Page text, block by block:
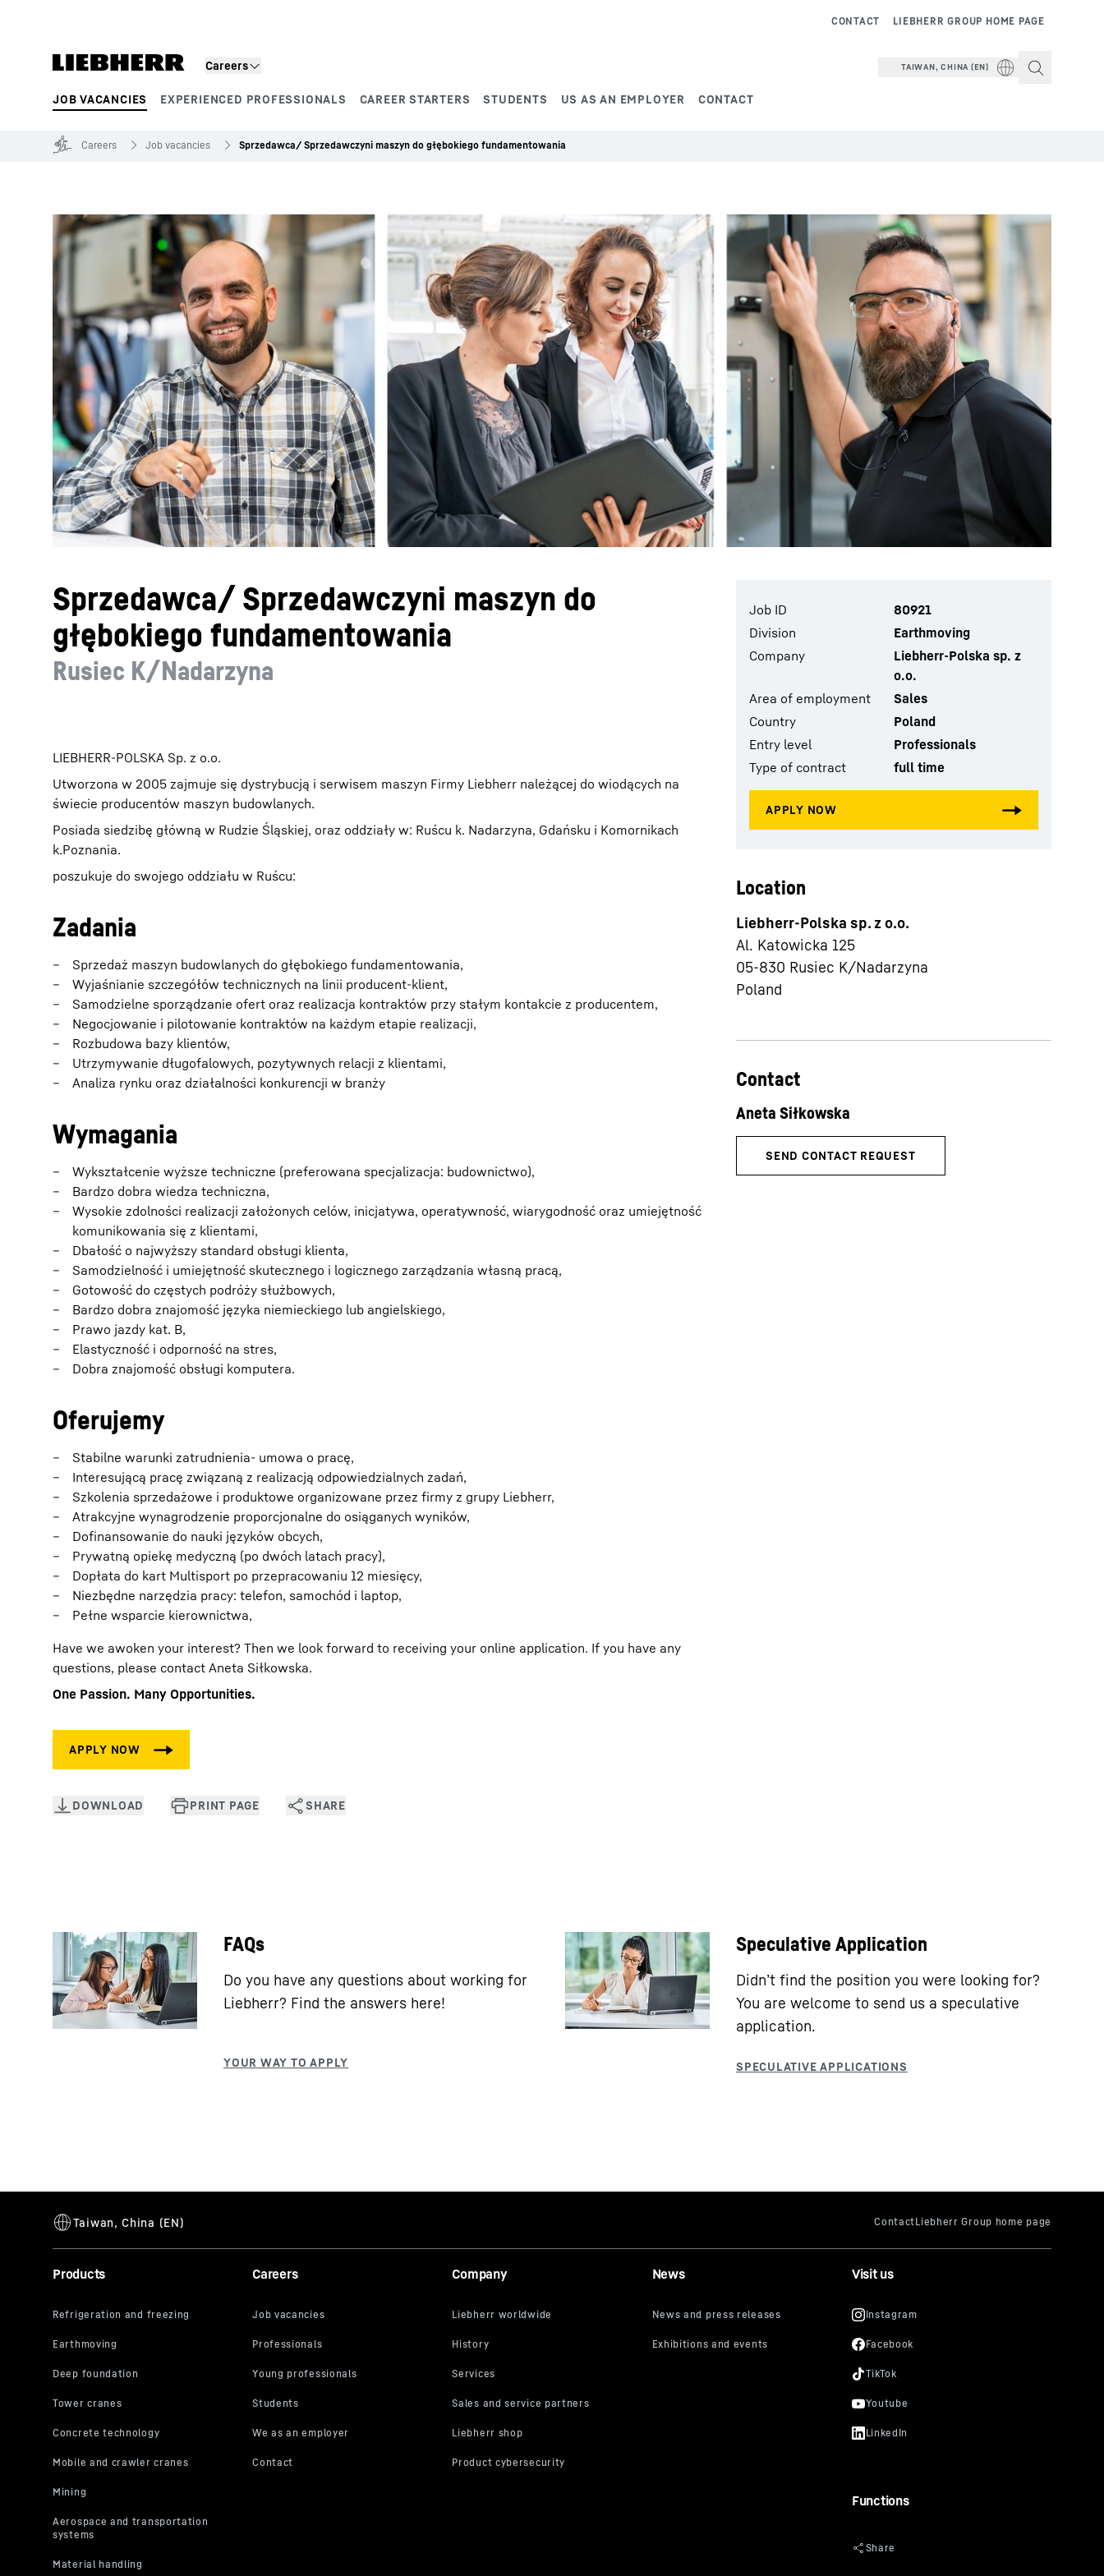
Careers
JOB VACANCIES EXPERIENCED PROFESSIONALS CAREER STARTERS STUDENTS US AS AN EMPLOYER CONTACT
LIEBHERR GROUP HOME PAGE
CONTACT
TAIWAN, CHINA (EN)
Product segments
More about the company Liebherr careers
Careers Job vacancies Sprzedawca/ Sprzedawczyni maszyn do głębokiego fundamentowania
Sprzedawca/ Sprzedawczyni maszyn do
głębokiego fundamentowania
Rusiec K/Nadarzyna
LIEBHERR-POLSKA Sp. z o.o.
Utworzona w 2005 zajmuje się dystrybucją i serwisem maszyn Firmy Liebherr należącej do wiodących na
świecie producentów maszyn budowlanych.
Posiada siedzibę główną w Rudzie Śląskiej, oraz oddziały w: Ruścu k. Nadarzyna, Gdańsku i Komornikach
k.Poznania.
poszukuje do swojego oddziału w Ruścu:
Zadania
Sprzedaż maszyn budowlanych do głębokiego fundamentowania,
Wyjaśnianie szczegółów technicznych na linii producent-klient,
Samodzielne sporządzanie ofert oraz realizacja kontraktów przy stałym kontakcie z producentem,
Negocjowanie i pilotowanie kontraktów na każdym etapie realizacji,
Rozbudowa bazy klientów,
Utrzymywanie długofalowych, pozytywnych relacji z klientami,
Analiza rynku oraz działalności konkurencji w branży
Wymagania
Wykształcenie wyższe techniczne (preferowana specjalizacja: budownictwo),
Bardzo dobra wiedza techniczna,
Wysokie zdolności realizacji założonych celów, inicjatywa, operatywność, wiarygodność oraz umiejętność
komunikowania się z klientami,
Dbałość o najwyższy standard obsługi klienta,
Samodzielność i umiejętność skutecznego i logicznego zarządzania własną pracą,
Gotowość do częstych podróży służbowych,
Bardzo dobra znajomość języka niemieckiego lub angielskiego,
Prawo jazdy kat. B,
Elastyczność i odporność na stres,
Dobra znajomość obsługi komputera.
Oferujemy
Stabilne warunki zatrudnienia- umowa o pracę,
Interesującą pracę związaną z realizacją odpowiedzialnych zadań,
Szkolenia sprzedażowe i produktowe organizowane przez firmy z grupy Liebherr,
Atrakcyjne wynagrodzenie proporcjonalne do osiąganych wyników,
Dofinansowanie do nauki języków obcych,
Prywatną opiekę medyczną (po dwóch latach pracy),
Dopłata do kart Multisport po przepracowaniu 12 miesięcy,
Niezbędne narzędzia pracy: telefon, samochód i laptop,
Pełne wsparcie kierownictwa,
Have we awoken your interest? Then we look forward to receiving your online application. If you have any
questions, please contact Aneta Siłkowska.
One Passion. Many Opportunities.
Job ID
80921
Division
Earthmoving
Company
Liebherr-Polska sp. z
o.o.
Area of employment
Sales
Country
Poland
Entry level
Professionals
Type of contract
full time
Location
Liebherr-Polska sp. z o.o.
Al. Katowicka 125
05-830 Rusiec K/Nadarzyna
Poland
Contact
FAQs
Do you have any questions about working for
Liebherr? Find the answers here!
Speculative Application
Didn’t find the position you were looking for?
You are welcome to send us a speculative
application.
Products Careers Company News Visit us
Functions